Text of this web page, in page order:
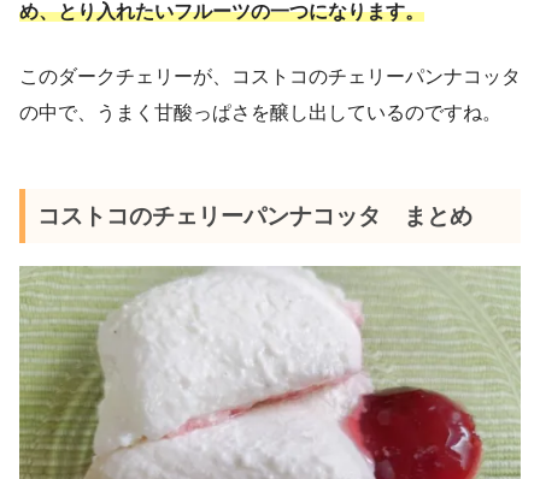
め、とり入れたいフルーツの一つになります。
このダークチェリーが、コストコのチェリーパンナコッタ
の中で、うまく甘酸っぱさを醸し出しているのですね。
コストコのチェリーパンナコッタ まとめ